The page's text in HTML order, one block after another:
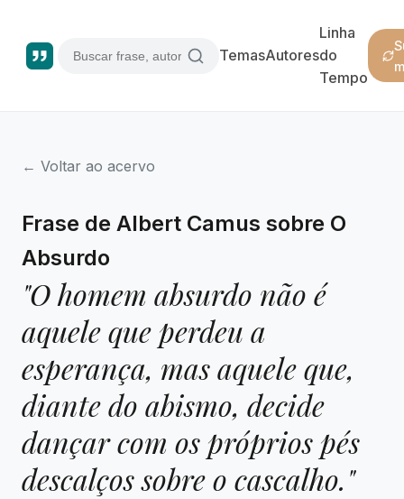
TemasAutores
Linha
do
Tempo
← Voltar ao acervo
Frase de Albert Camus sobre O
Absurdo
"O homem absurdo não é
aquele que perdeu a
esperança, mas aquele que,
diante do abismo, decide
dançar com os próprios pés
descalços sobre o cascalho."